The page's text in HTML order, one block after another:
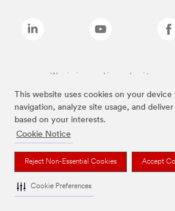
This website uses cookies on your
navigation, analyze site usage, and
based on your interests.
Cookie Notice
Reject Non-Essential Cookies Accept
Cookie Preferences
Wymienione marki są znakami